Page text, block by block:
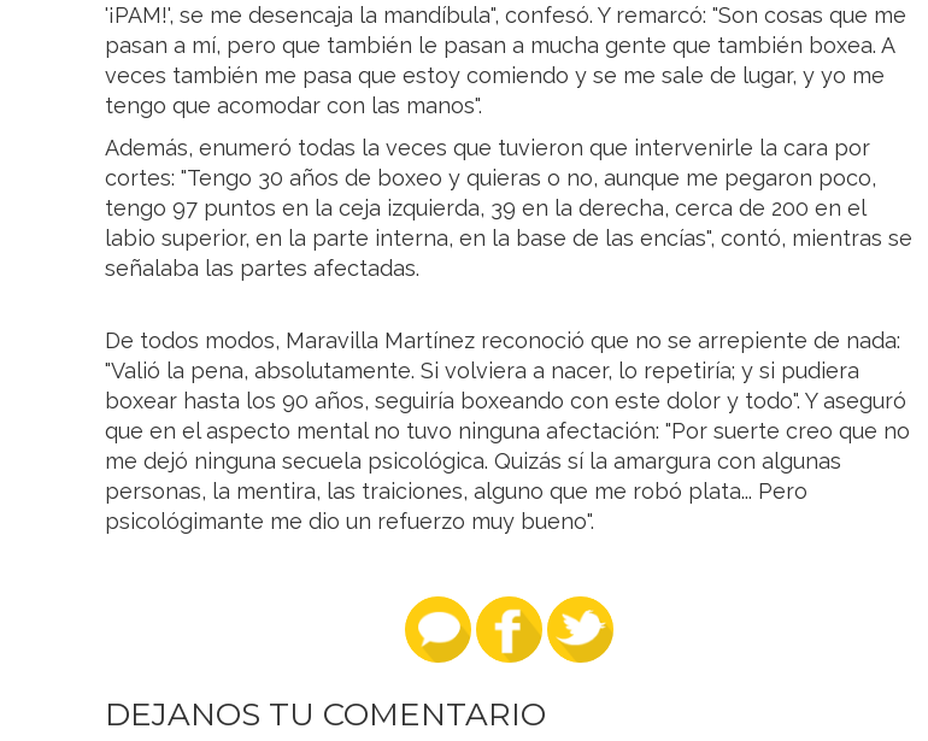
'¡PAM!', se me desencaja la mandíbula", confesó. Y remarcó: "Son cosas que me
pasan a mí, pero que también le pasan a mucha gente que también boxea. A
veces también me pasa que estoy comiendo y se me sale de lugar, y yo me
tengo que acomodar con las manos".
Además, enumeró todas la veces que tuvieron que intervenirle la cara por
cortes: "Tengo 30 años de boxeo y quieras o no, aunque me pegaron poco,
tengo 97 puntos en la ceja izquierda, 39 en la derecha, cerca de 200 en el
labio superior, en la parte interna, en la base de las encías", contó, mientras se
señalaba las partes afectadas.
De todos modos, Maravilla Martínez reconoció que no se arrepiente de nada:
"Valió la pena, absolutamente. Si volviera a nacer, lo repetiría; y si pudiera
boxear hasta los 90 años, seguiría boxeando con este dolor y todo". Y aseguró
que en el aspecto mental no tuvo ninguna afectación: "Por suerte creo que no
me dejó ninguna secuela psicológica. Quizás sí la amargura con algunas
personas, la mentira, las traiciones, alguno que me robó plata... Pero
psicológimante me dio un refuerzo muy bueno".
DEJANOS TU COMENTARIO